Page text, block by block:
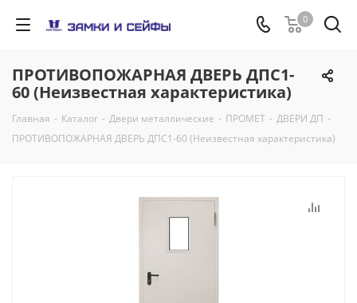
0
ПРОТИВОПОЖАРНАЯ ДВЕРЬ ДПС1-
60 (Неизвестная характеристика)
Главная - Каталог - Двери металлические - ПРОМЕТ - ДВЕРИ ДП -
ПРОТИВОПОЖАРНАЯ ДВЕРЬ ДПС1-60 (Неизвестная характеристика)